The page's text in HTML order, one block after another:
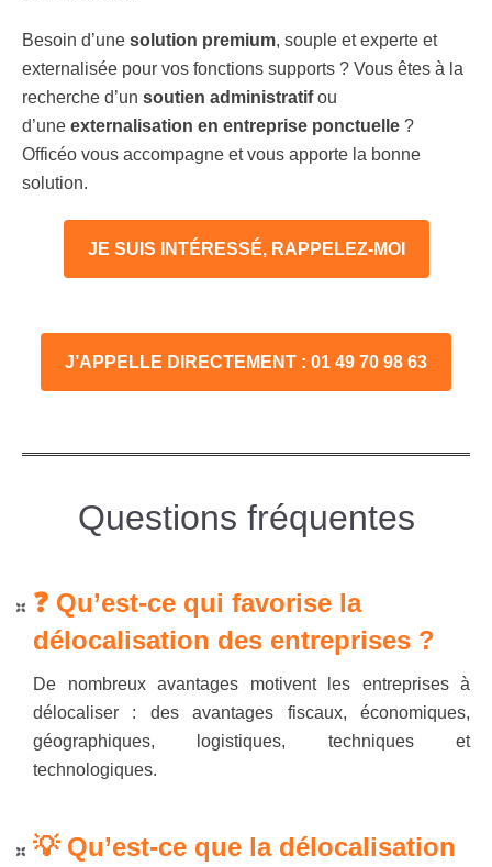
Besoin d’une solution premium, souple et experte et
externalisée pour vos fonctions supports ? Vous êtes à la
recherche d’un soutien administratif ou
d’une externalisation en entreprise ponctuelle ?
Officéo vous accompagne et vous apporte la bonne
solution.
JE SUIS INTÉRESSÉ, RAPPELEZ-MOI
J’APPELLE DIRECTEMENT : 01 49 70 98 63
Questions fréquentes
❓ Qu’est-ce qui favorise la
délocalisation des entreprises ?
De nombreux avantages motivent les entreprises à
délocaliser : des avantages fiscaux, économiques,
géographiques, logistiques, techniques et
technologiques.
💡 Qu’est-ce que la délocalisation